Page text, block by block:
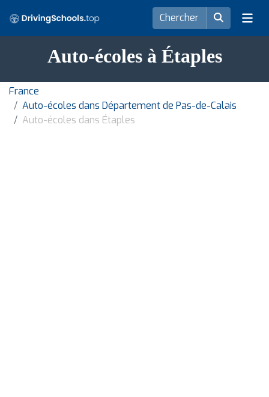
Auto-écoles à Étaples
France
Auto-écoles dans Département de Pas-de-Calais
Auto-écoles dans Étaples